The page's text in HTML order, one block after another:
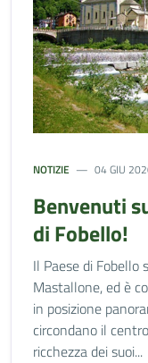
NOTIZIE 04 GIU
Benvenuti
di Fobello!
Il Paese di Fobello
Mastallone, ed è
in posizione
circondano il
ricchezza dei suoi...